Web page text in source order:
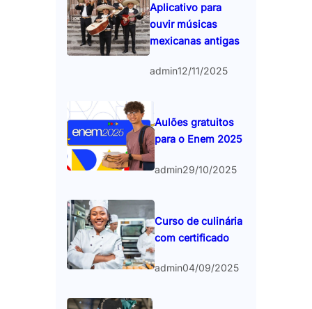
Aplicativo para
ouvir músicas
mexicanas antigas
admin12/11/2025
Aulões gratuitos
para o Enem 2025
admin29/10/2025
Curso de culinária
com certificado
admin04/09/2025